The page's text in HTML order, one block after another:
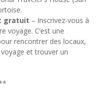
gratuit – Inscrivez-vous à
voyage. C’est une
rencontrer des locaux,
et trouver un